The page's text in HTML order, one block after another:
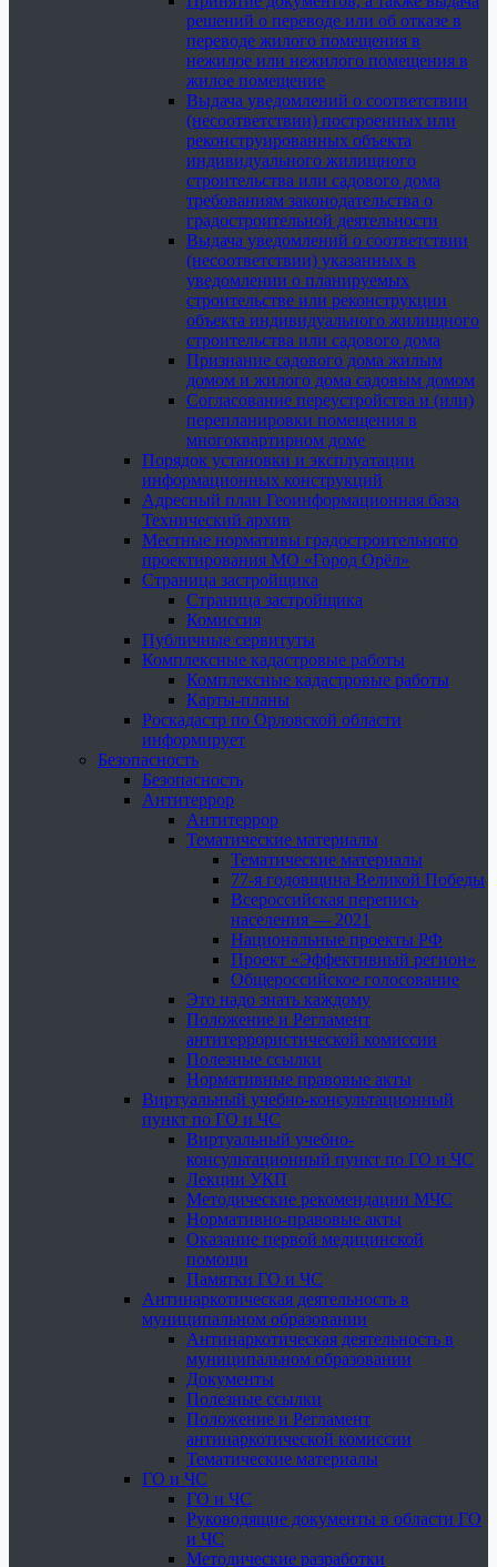
решений о переводе или об отказе в
переводе жилого помещения в
нежилое или нежилого помещения в
жилое помещение
Выдача уведомлений о соответствии
(несоответствии) построенных или
реконструированных объекта
индивидуального жилищного
строительства или садового дома
требованиям законодательства о
градостроительной деятельности
Выдача уведомлений о соответствии
(несоответствии) указанных в
уведомлении о планируемых
строительстве или реконструкции
объекта индивидуального жилищного
строительства или садового дома
Признание садового дома жилым
домом и жилого дома садовым домом
Согласование переустройства и (или)
перепланировки помещения в
многоквартирном доме
Порядок установки и эксплуатации
информационных конструкций
Адресный план Геоинформационная база
Технический архив
Местные нормативы градостроительного
проектирования МО «Город Орёл»
Страница застройщика
Страница застройщика
Комиссия
Публичные сервитуты
Комплексные кадастровые работы
Комплексные кадастровые работы
Карты-планы
Роскадастр по Орловской области
информирует
Безопасность
Безопасность
Антитеррор
Антитеррор
Тематические материалы
Тематические материалы
77-я годовщина Великой Победы
Всероссийская перепись
населения — 2021
Национальные проекты РФ
Проект «Эффективный регион»
Общероссийское голосование
Это надо знать каждому
Положение и Регламент
антитеррористической комиссии
Полезные ссылки
Нормативные правовые акты
Виртуальный учебно-консультационный
пункт по ГО и ЧС
Виртуальный учебно-
консультационный пункт по ГО и ЧС
Лекции УКП
Методические рекомендации МЧС
Нормативно-правовые акты
Оказание первой медицинской
помощи
Памятки ГО и ЧС
Антинаркотическая деятельность в
муниципальном образовании
Антинаркотическая деятельность в
муниципальном образовании
Документы
Полезные ссылки
Положение и Регламент
антинаркотической комиссии
Тематические материалы
ГО и ЧС
ГО и ЧС
Руководящие документы в области ГО
и ЧС
Методические разработки